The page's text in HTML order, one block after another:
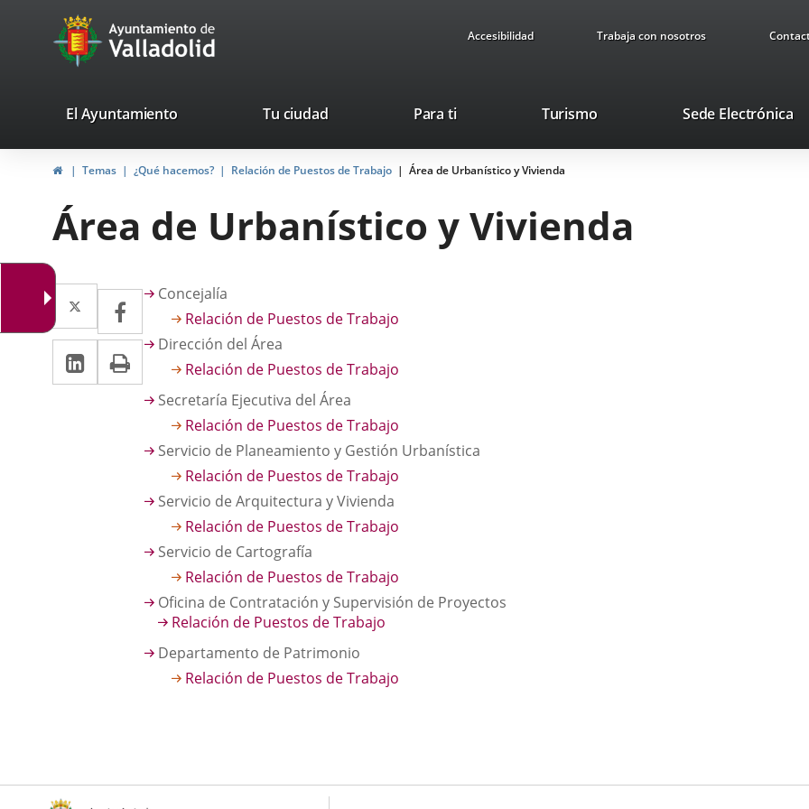
Portal
Web
Ayuntamiento
de
Valladolid
Accesibilidad Trabaja con nosotros
valladolid.es
El Ayuntamiento Tu ciudad Para ti TurismoThis
will
a
pop-
Sede Electrónica
HomeTemas ¿Qué hacemos? Relación de Puestos de Trabajo Área de Urbanístico y Vivienda
Área de Urbanístico y Vivienda
Twitter
Enlace
a
una
aplicación
Facebook
Enlace
a
una
aplicación
externa.
Linkedin
Enlace
a
aplicación
Print
Descripción
Concejalía
Relación de Puestos de Trabajo
Dirección del Área
Relación de Puestos de Trabajo
Secretaría Ejecutiva del Área
Relación de Puestos de Trabajo
Servicio de Planeamiento y Gestión Urbanística
Relación de Puestos de Trabajo
Servicio de Arquitectura y Vivienda
Relación de Puestos de Trabajo
Servicio de Cartografía
Relación de Puestos de Trabajo
Oficina de Contratación y Supervisión de Proyectos
Relación de Puestos de Trabajo
Departamento de Patrimonio
Relación de Puestos de Trabajo